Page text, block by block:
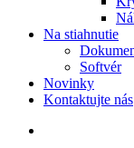
Na stiahnutie
Softvér
Novinky
Kontaktujte nás